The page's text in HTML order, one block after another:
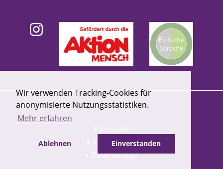
Wir verwenden Tracking-Cookies für
anonymisierte Nutzungsstatistiken.
Mehr erfahren
Ablehnen Einverstanden
Impressum
Datenschutz